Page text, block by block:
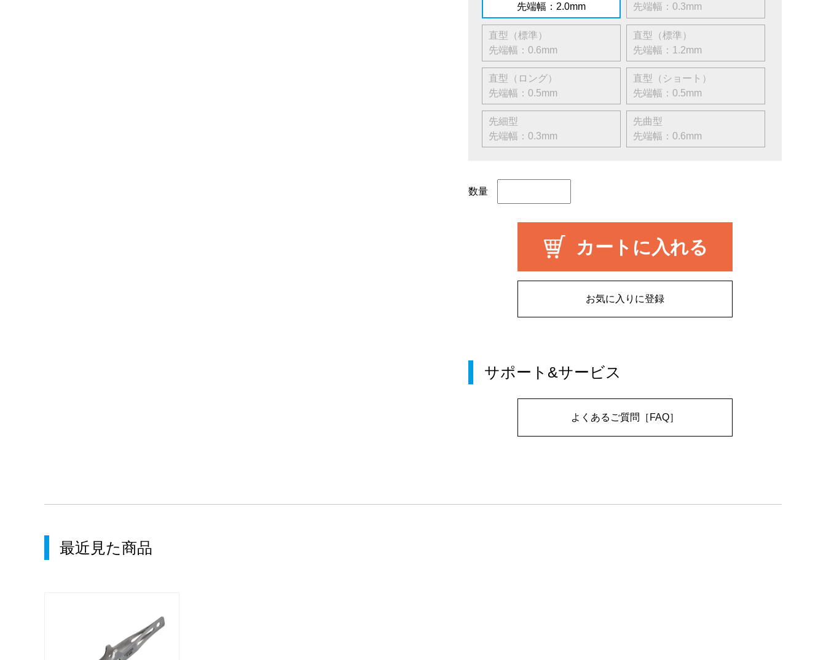
先端幅：2.0mm
先端幅：0.3mm
直型（標準）
先端幅：0.6mm
直型（標準）
先端幅：1.2mm
直型（ロング）
先端幅：0.5mm
直型（ショート）
先端幅：0.5mm
先細型
先端幅：0.3mm
先曲型
先端幅：0.6mm
数量
カートに入れる
お気に入りに登録
サポート&サービス
よくあるご質問［FAQ］
最近見た商品